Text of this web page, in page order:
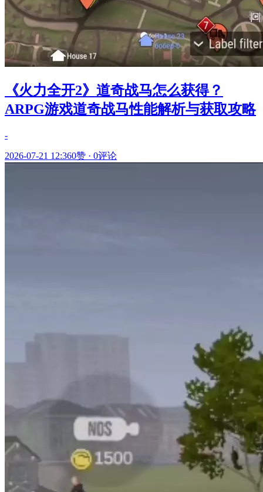
《火力全开2》道奇战马怎么获得？
ARPG游戏道奇战马性能解析与获取攻略
-
2026-07-21 12:360赞 · 0评论